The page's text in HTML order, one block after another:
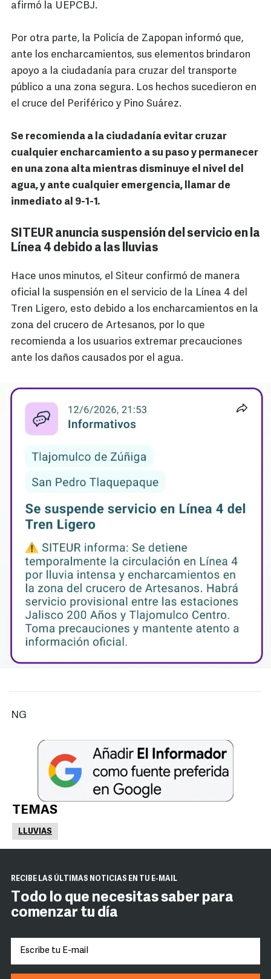
afirmó la UEPCBJ.
Por otra parte, la Policía de Zapopan informó que,
ante los encharcamientos, sus elementos brindaron
apoyo a la ciudadanía para cruzar del transporte
público a una zona segura. Los hechos sucedieron en
el cruce del Periférico y Pino Suárez.
Se recomienda a la ciudadanía evitar cruzar
cualquier encharcamiento a su paso y permanecer
en una zona alta mientras disminuye el nivel del
agua, y ante cualquier emergencia, llamar de
inmediato al 9-1-1.
SITEUR anuncia suspensión del servicio en la
Línea 4 debido a las lluvias
Hace unos minutos, el Siteur confirmó de manera
oficial la suspensión en el servicio de la Línea 4 del
Tren Ligero, esto debido a los encharcamientos en la
zona del crucero de Artesanos, por lo que
recomienda a los usuarios extremar precauciones
ante los daños causados por el agua.
NG
TEMAS
LLUVIAS
RECIBE LAS ÚLTIMAS NOTICIAS EN TU E-MAIL
Todo lo que necesitas saber para
comenzar tu día